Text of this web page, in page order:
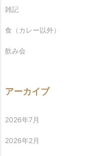
雑記
食（カレー以外）
飲み会
アーカイブ
2026年7月
2026年2月